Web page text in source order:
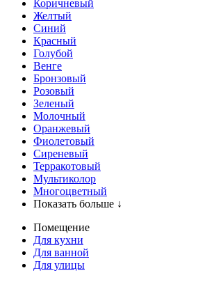
Коричневый
Желтый
Синий
Красный
Голубой
Венге
Бронзовый
Розовый
Зеленый
Молочный
Оранжевый
Фиолетовый
Сиреневый
Терракотовый
Мультиколор
Многоцветный
Показать больше ↓
Помещение
Для кухни
Для ванной
Для улицы